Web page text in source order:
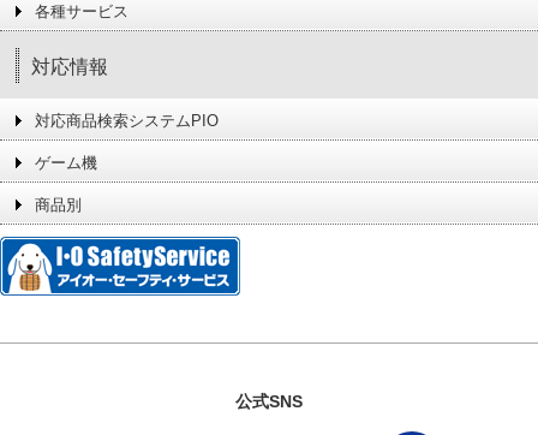
各種サービス
対応情報
対応商品検索システムPIO
ゲーム機
商品別
公式SNS